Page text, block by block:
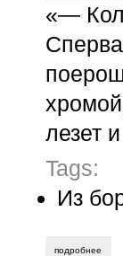
«—
лезет
Tags:
Из
подробнее